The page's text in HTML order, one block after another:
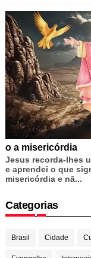
o a misericórdia
Jesus recorda-lhes
e aprendei o que
misericórdia e nã...
Categorias
Brasil Cidade